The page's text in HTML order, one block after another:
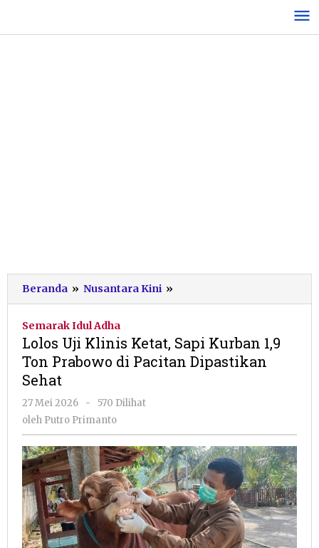
konten
Beranda » Nusantara Kini »
Uji
Sapi
Kurban
Pacitan
Dipastikan
Sehat
Semarak Idul Adha
Lolos Uji Klinis Ketat, Sapi Kurban 1,9
Ton Prabowo di Pacitan Dipastikan
Sehat
27 Mei 2026
oleh
Putro
-
570 Dilihat
oleh Putro Primanto